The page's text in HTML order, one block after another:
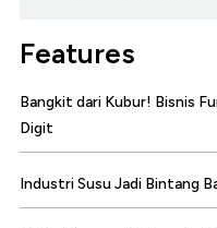
Features
Bangkit dari Kubur! Bisnis
Digit
Industri Susu Jadi Bintang